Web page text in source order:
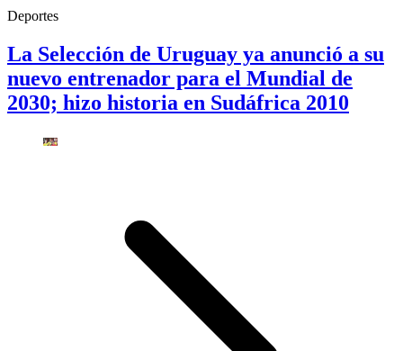
Deportes
La Selección de Uruguay ya anunció a su
nuevo entrenador para el Mundial de
2030; hizo historia en Sudáfrica 2010